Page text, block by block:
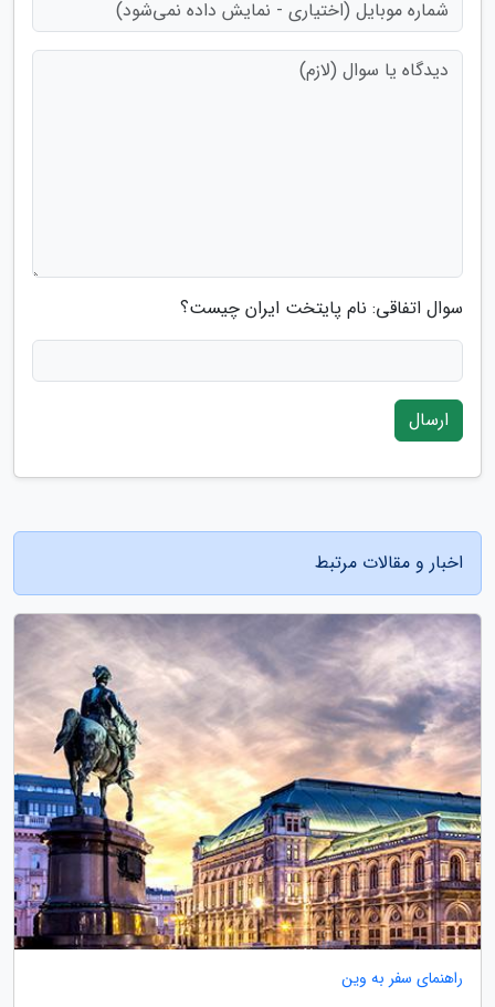
سوال اتفاقی: نام پایتخت ایران چیست؟
ارسال
اخبار و مقالات مرتبط
راهنمای سفر به وین